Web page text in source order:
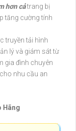
hơn cảtrang bị
tăng cường tính
truyền tải hình
lý và giám sát từ
gia đình chuyên
nhu cầu an
Hãng